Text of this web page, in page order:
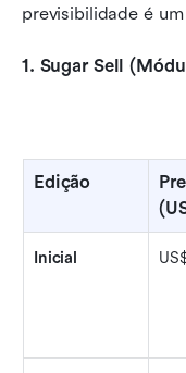
previsibilidade é
1. Sugar Sell
Edição
Inicial